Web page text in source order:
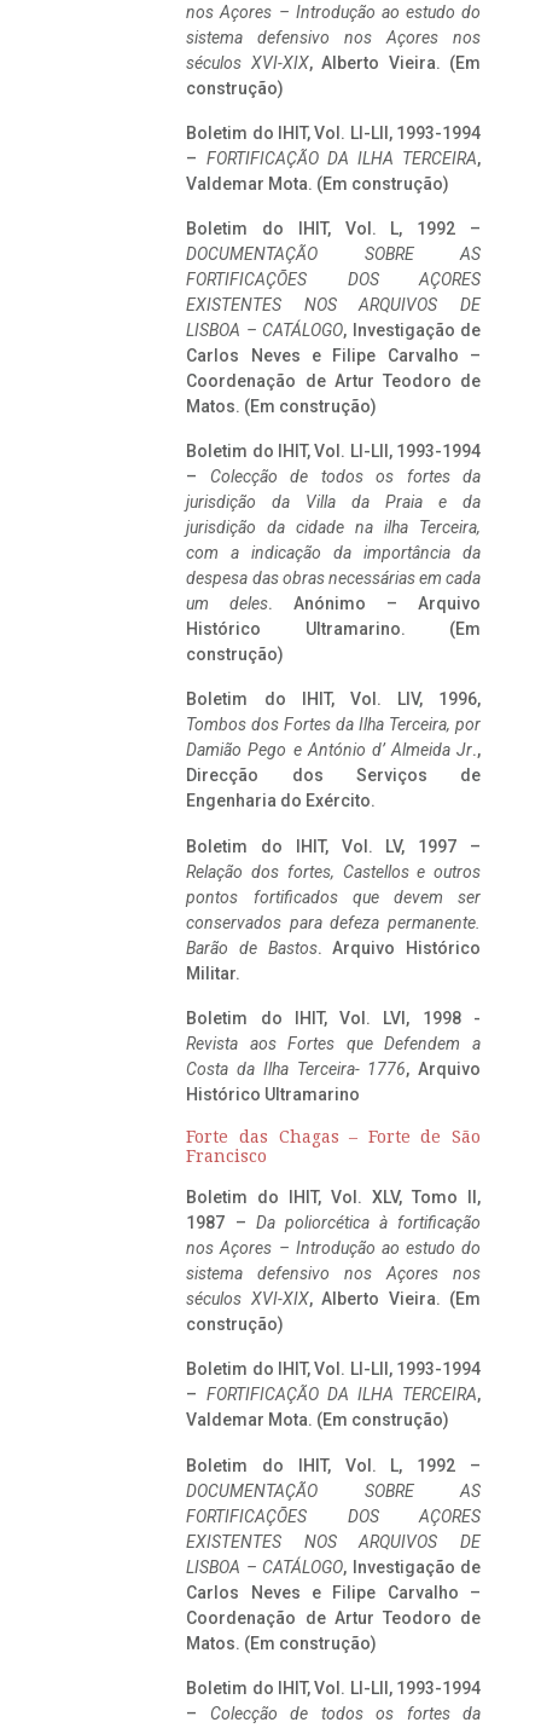
nos Açores – Introdução ao estudo do
sistema defensivo nos Açores nos
séculos XVI-XIX, Alberto Vieira. (Em
construção)
Boletim do IHIT, Vol. LI-LII, 1993-1994
– FORTIFICAÇÃO DA ILHA TERCEIRA,
Valdemar Mota. (Em construção)
Boletim do IHIT, Vol. L, 1992 –
DOCUMENTAÇÃO SOBRE AS
FORTIFICAÇÕES DOS AÇORES
EXISTENTES NOS ARQUIVOS DE
LISBOA – CATÁLOGO, Investigação de
Carlos Neves e Filipe Carvalho –
Coordenação de Artur Teodoro de
Matos. (Em construção)
Boletim do IHIT, Vol. LI-LII, 1993-1994
– Colecção de todos os fortes da
jurisdição da Villa da Praia e da
jurisdição da cidade na ilha Terceira,
com a indicação da importância da
despesa das obras necessárias em cada
um deles. Anónimo – Arquivo
Histórico Ultramarino. (Em
construção)
Boletim do IHIT, Vol. LIV, 1996,
Tombos dos Fortes da Ilha Terceira, por
Damião Pego e António d’ Almeida Jr.,
Direcção dos Serviços de
Engenharia do Exército.
Boletim do IHIT, Vol. LV, 1997 –
Relação dos fortes, Castellos e outros
pontos fortificados que devem ser
conservados para defeza permanente.
Barão de Bastos. Arquivo Histórico
Militar.
Boletim do IHIT, Vol. LVI, 1998 -
Revista aos Fortes que Defendem a
Costa da Ilha Terceira- 1776, Arquivo
Histórico Ultramarino
Forte das Chagas – Forte de São
Francisco
Boletim do IHIT, Vol. XLV, Tomo II,
1987 – Da poliorcética à fortificação
nos Açores – Introdução ao estudo do
sistema defensivo nos Açores nos
séculos XVI-XIX, Alberto Vieira. (Em
construção)
Boletim do IHIT, Vol. LI-LII, 1993-1994
– FORTIFICAÇÃO DA ILHA TERCEIRA,
Valdemar Mota. (Em construção)
Boletim do IHIT, Vol. L, 1992 –
DOCUMENTAÇÃO SOBRE AS
FORTIFICAÇÕES DOS AÇORES
EXISTENTES NOS ARQUIVOS DE
LISBOA – CATÁLOGO, Investigação de
Carlos Neves e Filipe Carvalho –
Coordenação de Artur Teodoro de
Matos. (Em construção)
Boletim do IHIT, Vol. LI-LII, 1993-1994
– Colecção de todos os fortes da